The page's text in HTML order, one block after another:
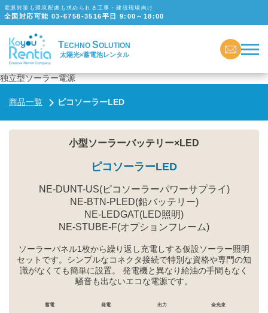
電源対策も環境配慮も求められる工事・建設現場向け
全国対応可能 03-6758-3516平日 9:00～18:00
TECHNO SOLUTION
太陽光×蓄電池レンタル
独立型ソーラー電源
商品一覧 ピコソーラーLED
小型ソーラーバッテリー×LED
ピコソーラーLED
NE-DUNT-US(ピコソーラーパワーサプライ)
NE-BTN-PLED(鉛バッテリー)
NE-LEDGAT(LED照明)
NE-STUBE-F(オプションフレーム)
ソーラーパネル1枚から繰り返し充電しする仮設ソーラー照明
セットです。シンプルなコネクタ接続で特別な資格や専門の知
識がなくても簡単に設置。 発電機と異なり給油の手間もなく
騒音も出ないエコな電源です。
蓄電 発電 出力 全光束